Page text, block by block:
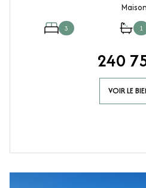
Maison
3 1
240
VOIR LE